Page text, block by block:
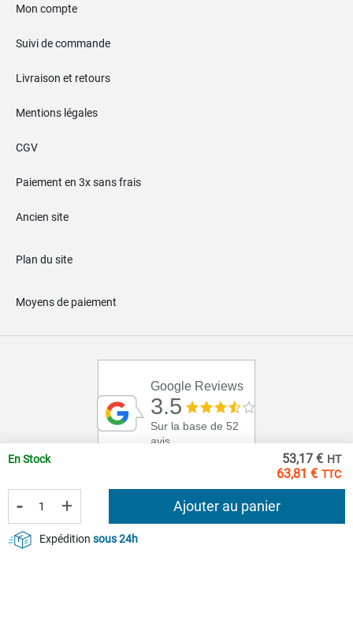
63,81 €
53,17 €
En Stock
- + Ajouter au panier
Expédition sous 24h
Mon compte
Suivi de commande
Livraison et retours
Mentions légales
CGV
Paiement en 3x sans frais
Ancien site
Plan du site
Moyens de paiement
Google Reviews
3.5
Sur la base de 52
avis